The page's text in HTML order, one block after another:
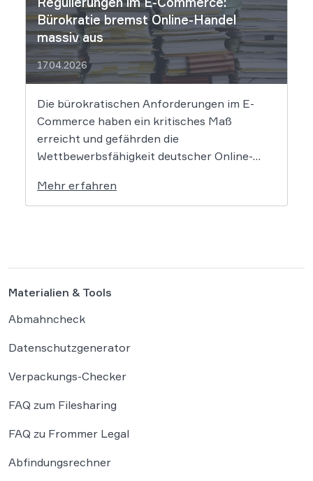
Bürokratie bremst Online-Handel
massiv aus
17.04.2026
Die bürokratischen Anforderungen im E-
Commerce haben ein kritisches Maß
erreicht und gefährden die
Wettbewerbsfähigkeit deutscher Online-
Händlerbundes belegt, dass nahezu alle
befragten Unternehmen unter der
wahrgenommen. Der Online-Handel sieht
sich mit einer […]
Mehr erfahren
Materialien & Tools
Abmahncheck
Datenschutzgenerator
Verpackungs-Checker
FAQ zum Filesharing
FAQ zu Frommer Legal
Abfindungsrechner